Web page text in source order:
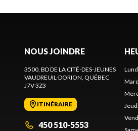
NOUS JOINDRE
3500, BD DE LA CITÉ-DES-JEUNES
VAUDREUIL-DORION, QUÉBEC
J7V 3Z3
ITINÉRAIRE
450 510-5553